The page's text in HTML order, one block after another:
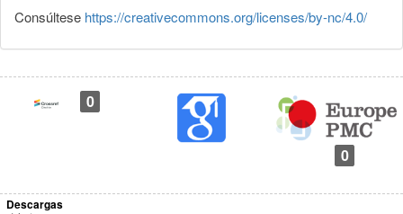
Consúltese https://creativecommons.org/licenses/by-nc/4.0/
0
0
Descargas